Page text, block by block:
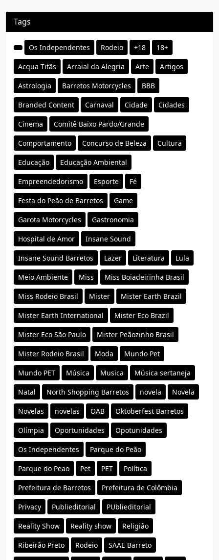
Tags
Os Independentes Rodeio +18 18+
Acqua Titãs Arraial da Alegria Arte Artigos
Astrologia Barretos Motorcycles BBB
Branded Content Carnaval Cidade Cidades
Cinema Comitê Baixo Pardo/Grande
Comportamento Concurso de Beleza Cultura
Educação Educação Ambiental
Empreendedorismo Esporte Fé
Festa do Peão de Barretos Game
Garota Motorcycles Gastronomia
Hospital de Amor Insane Sound
Insane Sound Barretos Lazer Literatura Lula
Meio Ambiente Miss Miss Boiadeirinha Brasil
Miss Rodeio Brasil Mister Mister Earth Brazil
Mister Earth International Mister Eco Brazil
Mister Eco São Paulo Mister Peãozinho Brasil
Mister Rodeio Brasil Moda Mundo Pet
Mundo PET Música Musica Música sertaneja
Natal North Shopping Barretos novela Novela
Novelas novelas OAB Oktoberfest Barretos
Olímpia Oportunidades Opotunidades
Os Independentes Parque do Peão
Parque do Peao Pet PET Política
Prefeitura de Barretos Prefeitura de Colômbia
Privacy Publieditorial PUblieditorial
Reality Show Reality show Religião
Ribeirão Preto Rodeio SAAE Barreto